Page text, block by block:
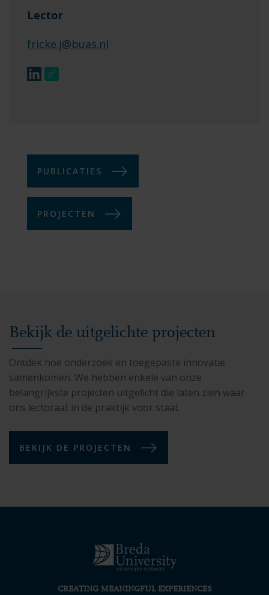
Lector
fricke.j@buas.nl
PUBLICATIES
PROJECTEN
Bekijk de uitgelichte projecten
Ontdek hoe onderzoek en toegepaste innovatie
samenkomen. We hebben enkele van onze
belangrijkste projecten uitgelicht die laten zien waar
ons lectoraat in de praktijk voor staat.
BEKIJK DE PROJECTEN
CREATING MEANINGFUL EXPERIENCES